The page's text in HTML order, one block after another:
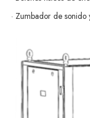
· Zumbador de sonido